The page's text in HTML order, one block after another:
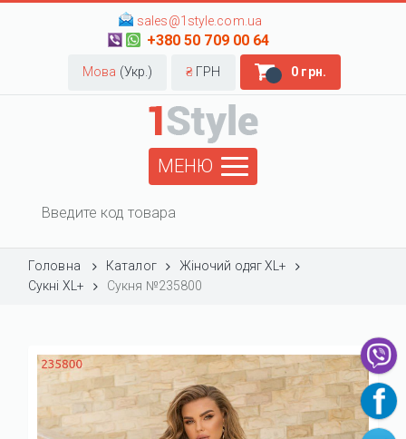
sales@1style.com.ua
+380 50 709 00 64
Мова (Укр.) ₴ ГРН 0 грн.
МЕНЮ
Головна Каталог
Жіночий одяг XL+
Сукні XL+
Сукня №235800